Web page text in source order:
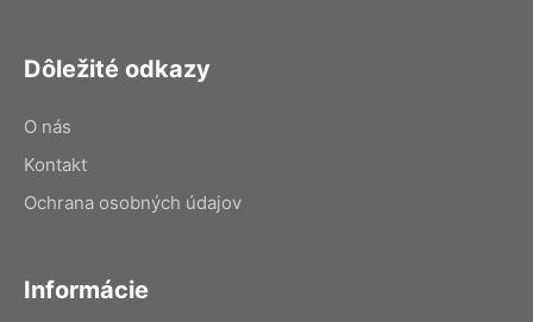
Dôležité odkazy
O nás
Kontakt
Ochrana osobných údajov
Informácie